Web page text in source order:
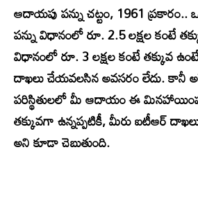
ఆదాయపు పన్ను చట్టం, 1961
పన్ను విధానంలో రూ. 2.5 లక్షల కంటే
విధానంలో రూ. 3 లక్షల కంటే తక్కువ
దాఖలు చేయవలసిన అవసరం లేదు. కానీ
పరిస్థితులలో మీ ఆదాయం ఈ
తక్కువగా ఉన్నప్పటికీ, మీరు ఐటీఆర్
అని కూడా చెబుతుంది.